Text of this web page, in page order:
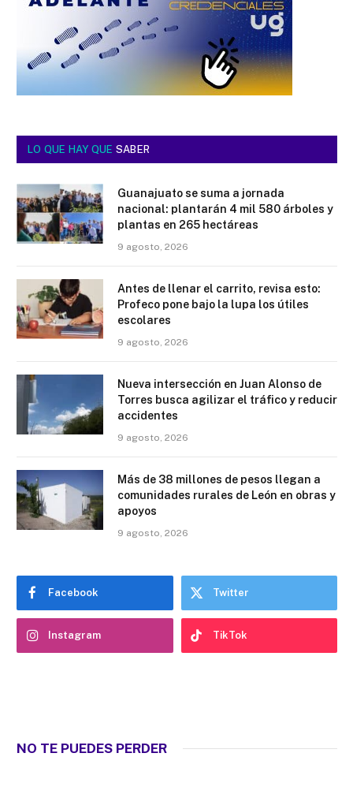
LO QUE HAY QUE SABER
Guanajuato se suma a jornada
nacional: plantarán 4 mil 580 árboles y
plantas en 265 hectáreas
9 agosto, 2026
Antes de llenar el carrito, revisa esto:
Profeco pone bajo la lupa los útiles
escolares
9 agosto, 2026
Nueva intersección en Juan Alonso de
Torres busca agilizar el tráfico y reducir
accidentes
9 agosto, 2026
Más de 38 millones de pesos llegan a
comunidades rurales de León en obras y
apoyos
9 agosto, 2026
Facebook Twitter
Instagram TikTok
NO TE PUEDES PERDER